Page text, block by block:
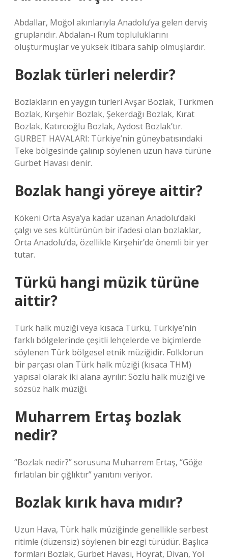
Abdallar, Moğol akınlarıyla Anadolu’ya gelen derviş
gruplarıdır. Abdalan-ı Rum topluluklarını
oluşturmuşlar ve yüksek itibara sahip olmuşlardır.
Bozlak türleri nelerdir?
Bozlakların en yaygın türleri Avşar Bozlak, Türkmen
Bozlak, Kırşehir Bozlak, Şekerdağı Bozlak, Kırat
Bozlak, Katırcıoğlu Bozlak, Aydost Bozlak’tır.
GURBET HAVALARI: Türkiye’nin güneybatısındaki
Teke bölgesinde çalınıp söylenen uzun hava türüne
Gurbet Havası denir.
Bozlak hangi yöreye aittir?
Kökeni Orta Asya’ya kadar uzanan Anadolu’daki
çalgı ve ses kültürünün bir ifadesi olan bozlaklar,
Orta Anadolu’da, özellikle Kırşehir’de önemli bir yer
tutar.
Türkü hangi müzik türüne
aittir?
Türk halk müziği veya kısaca Türkü, Türkiye’nin
farklı bölgelerinde çeşitli lehçelerde ve biçimlerde
söylenen Türk bölgesel etnik müziğidir. Folklorun
bir parçası olan Türk halk müziği (kısaca THM)
yapısal olarak iki alana ayrılır: Sözlü halk müziği ve
sözsüz halk müziği.
Muharrem Ertaş bozlak
nedir?
“Bozlak nedir?” sorusuna Muharrem Ertaş, “Göğe
fırlatılan bir çığlıktır” yanıtını veriyor.
Bozlak kırık hava mıdır?
Uzun Hava, Türk halk müziğinde genellikle serbest
ritimle (düzensiz) söylenen bir ezgi türüdür. Başlıca
formları Bozlak, Gurbet Havası, Hoyrat, Divan, Yol